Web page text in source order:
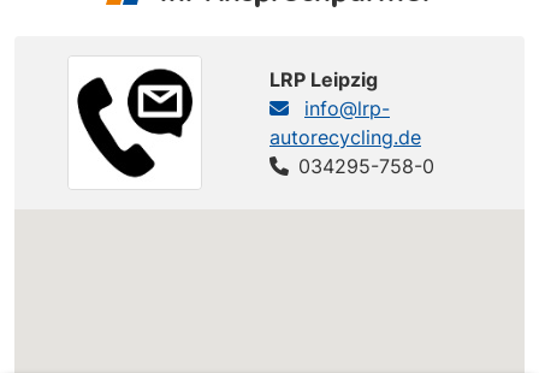
LRP Leipzig
info@lrp-
autorecycling.de
034295-758-0